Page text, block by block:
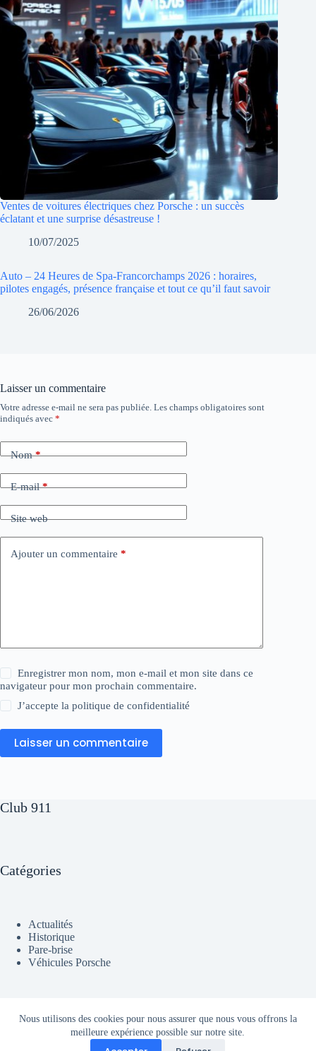
Nous utilisons des cookies pour nous assurer que nous vous offrons la
meilleure expérience possible sur notre site.
Ventes de voitures électriques chez Porsche : un succès
éclatant et une surprise désastreuse !
10/07/2025
Auto – 24 Heures de Spa-Francorchamps 2026 : horaires,
pilotes engagés, présence française et tout ce qu’il faut savoir
26/06/2026
Laisser un commentaire
Votre adresse e-mail ne sera pas publiée. Les champs obligatoires sont
indiqués avec *
Nom*
E-mail*
Site web
Ajouter un commentaire *
Enregistrer mon nom, mon e-mail et mon site dans ce
navigateur pour mon prochain commentaire.
J’accepte lapolitique de confidentialité
Laisser un commentaire
Club 911
Catégories
Actualités
Historique
Pare-brise
Véhicules Porsche